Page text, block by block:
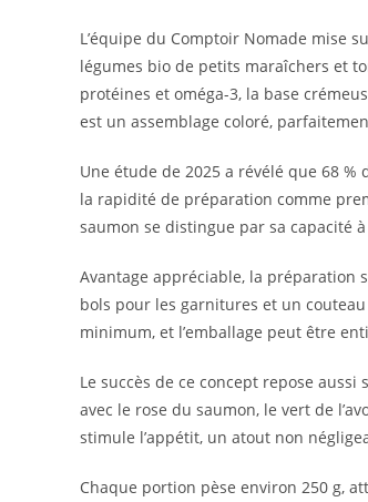
L’équipe du Comptoir Nomade mise
légumes bio de petits maraîchers et
protéines et oméga-3, la base
est un assemblage coloré,
Une étude de 2025 a révélé que 68
la rapidité de préparation comme
saumon se distingue par sa capacité
Avantage appréciable, la préparation
bols pour les garnitures et un
minimum, et l’emballage peut être
Le succès de ce concept repose
avec le rose du saumon, le vert de
stimule l’appétit, un atout non
Chaque portion pèse environ 250 g,